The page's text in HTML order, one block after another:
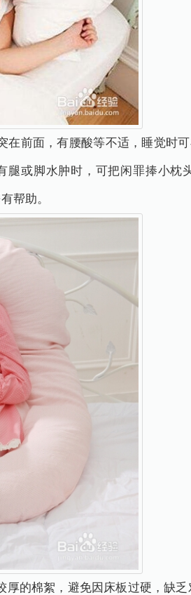
在前面，有腰酸等不适，睡觉时
腿或脚水肿时，可把闲罪捧小枕
帮助。
的棉絮，避免因床板过硬，缺